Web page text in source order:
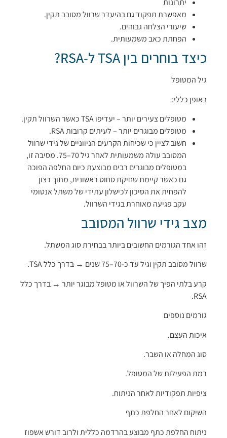
יתרונות
מאפשרת תפקוד גם בהיעדר שרוול מסובב תקין.
שיעורי הצלחה גבוהים.
הפחתת כאב משמעותית.
כיצד בוחרים בין TSA ל-RSA?
גיל המטופל
באופן כללי:
מטופלים צעירים יותר – יעדיפו TSA כאשר השרוול תקין.
מטופלים מבוגרים יותר – לעיתים קרובות RSA.
חשוב לציין כי שכיחות הקרעים הניווניים של גידי שרוול
המסובב עולה משמעותית לאחר גיל 70–75. מסיבה זו,
במטופלים מבוגרים רבים מבוצעת כיום החלפה הפוכה
גם כאשר קיימת שחיקת סחוס ראשונית, מתוך רצון
להפחית את הסיכון לכישלון עתידי של משתל אנטומי
עקב פגיעה מאוחרת בגידי השרוול.
מצב גידי שרוול המסובב
זהו אחד הגורמים החשובים ביותר בבחירת סוג המשתל.
שרוול מסובב תקין וגיל עד כ-70–75 שנים → בדרך כלל TSA.
קרע בלתי הפיך של השרוול או מטופל מבוגר יותר → בדרך כלל
RSA.
גורמים נוספים
איכות העצם.
סוג המחלה או השבר.
רמת הפעילות של המטופל.
ציפיות תפקודיות לאחר הניתוח.
השיקום לאחר החלפת כתף
ניתוח החלפת כתף מבוצע בהרדמה כללית ולרוב דורש אשפוז